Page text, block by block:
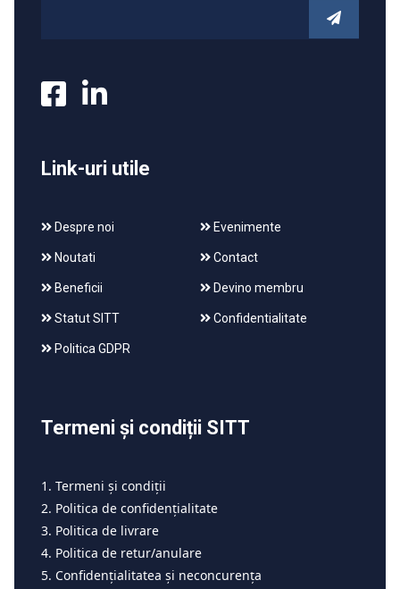
Link-uri utile
Despre noi Evenimente
Noutati Contact
Beneficii Devino membru
Statut SITT Confidentialitate
Politica GDPR
Termeni și condiții SITT
1. Termeni și condiții
2. Politica de confidențialitate
3. Politica de livrare
4. Politica de retur/anulare
5. Confidențialitatea și neconcurența